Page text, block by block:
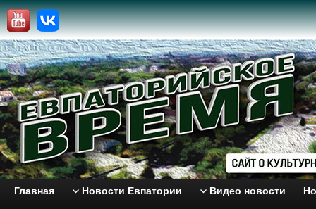
Главная Новости Евпатории Видео новости